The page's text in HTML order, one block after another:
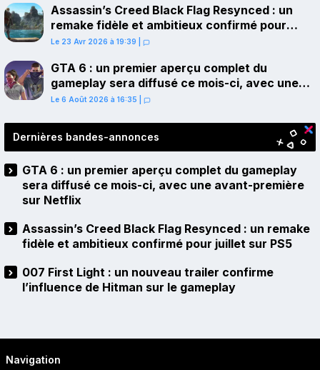
Assassin’s Creed Black Flag Resynced : un
remake fidèle et ambitieux confirmé pour
juillet sur PS5
Le 23 Avr 2026 à 19:39
GTA 6 : un premier aperçu complet du
gameplay sera diffusé ce mois-ci, avec une
avant-première sur Netflix
Le 6 Août 2026 à 16:35
Dernières bandes-annonces
GTA 6 : un premier aperçu complet du gameplay
sera diffusé ce mois-ci, avec une avant-première
sur Netflix
Assassin’s Creed Black Flag Resynced : un remake
fidèle et ambitieux confirmé pour juillet sur PS5
007 First Light : un nouveau trailer confirme
l’influence de Hitman sur le gameplay
Navigation